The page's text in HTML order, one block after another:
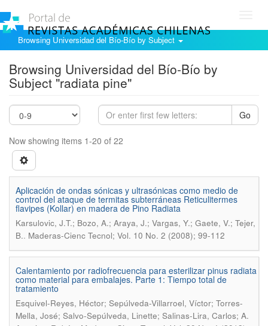
Browsing Universidad del Bío-Bío by Subject
Browsing Universidad del Bío-Bío by
Subject "radiata pine"
Go
Now showing items 1-20 of 22
Aplicación de ondas sónicas y ultrasónicas como medio de
control del ataque de termitas subterráneas Reticulitermes
flavipes (Kollar) en madera de Pino Radiata
Karsulovic, J.T.; Bozo, A.; Araya, J.; Vargas, Y.; Gaete, V.; Tejer,
B.. Maderas-Cienc Tecnol; Vol. 10 No. 2 (2008); 99-112
Calentamiento por radiofrecuencia para esterilizar pinus radiata
como material para embalajes. Parte 1: Tiempo total de
tratamiento
Esquivel-Reyes, Héctor; Sepúlveda-Villarroel, Víctor; Torres-
Mella, José; Salvo-Sepúlveda, Linette; Salinas-Lira, Carlos; A.